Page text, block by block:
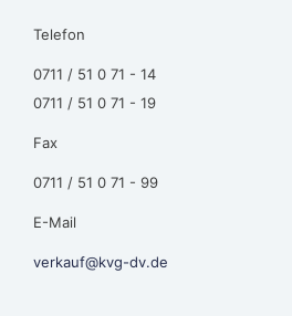
Telefon
0711 / 51 0 71 - 14
0711 / 51 0 71 - 19
Fax
0711 / 51 0 71 - 99
E-Mail
verkauf@kvg-dv.de